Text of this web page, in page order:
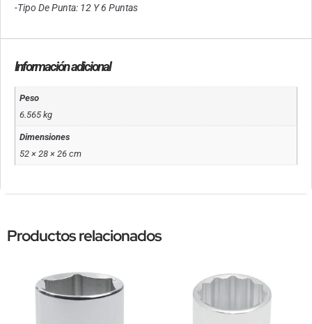
-Tipo De Punta: 12 Y 6 Puntas
Información adicional
Peso
6.565 kg
Dimensiones
52 × 28 × 26 cm
Productos relacionados